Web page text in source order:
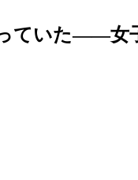
ていた——女